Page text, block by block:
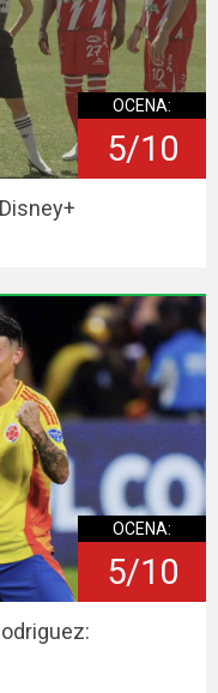
OCENA:
5/10
OCENA:
5/10